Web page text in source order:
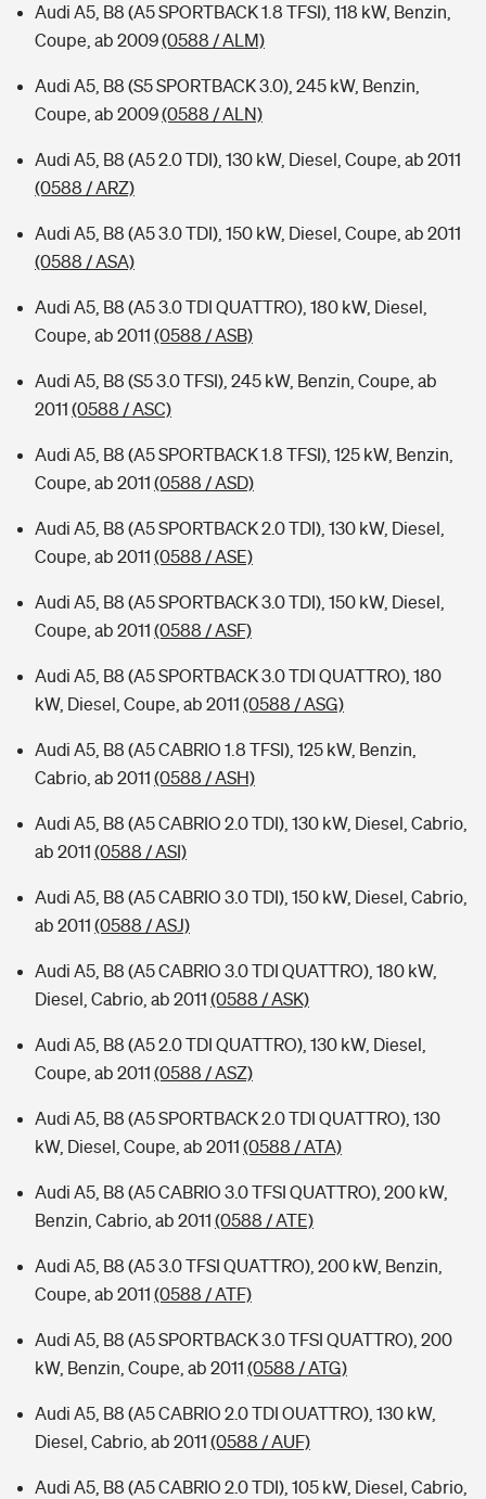
Audi A5, B8 (A5 SPORTBACK 1.8 TFSI), 118 kW, Benzin,
Coupe, ab 2009(0588 / ALM)
Audi A5, B8 (S5 SPORTBACK 3.0), 245 kW, Benzin,
Coupe, ab 2009(0588 / ALN)
Audi A5, B8 (A5 2.0 TDI), 130 kW, Diesel, Coupe, ab 2011
(0588 / ARZ)
Audi A5, B8 (A5 3.0 TDI), 150 kW, Diesel, Coupe, ab 2011
(0588 / ASA)
Audi A5, B8 (A5 3.0 TDI QUATTRO), 180 kW, Diesel,
Coupe, ab 2011 (0588 / ASB)
Audi A5, B8 (S5 3.0 TFSI), 245 kW, Benzin, Coupe, ab
2011 (0588 / ASC)
Audi A5, B8 (A5 SPORTBACK 1.8 TFSI), 125 kW, Benzin,
Coupe, ab 2011 (0588 / ASD)
Audi A5, B8 (A5 SPORTBACK 2.0 TDI), 130 kW, Diesel,
Coupe, ab 2011 (0588 / ASE)
Audi A5, B8 (A5 SPORTBACK 3.0 TDI), 150 kW, Diesel,
Coupe, ab 2011 (0588 / ASF)
Audi A5, B8 (A5 SPORTBACK 3.0 TDI QUATTRO), 180
kW, Diesel, Coupe, ab 2011 (0588 / ASG)
Audi A5, B8 (A5 CABRIO 1.8 TFSI), 125 kW, Benzin,
Cabrio, ab 2011 (0588 / ASH)
Audi A5, B8 (A5 CABRIO 2.0 TDI), 130 kW, Diesel, Cabrio,
ab 2011 (0588 / ASI)
Audi A5, B8 (A5 CABRIO 3.0 TDI), 150 kW, Diesel, Cabrio,
ab 2011 (0588 / ASJ)
Audi A5, B8 (A5 CABRIO 3.0 TDI QUATTRO), 180 kW,
Diesel, Cabrio, ab 2011 (0588 / ASK)
Audi A5, B8 (A5 2.0 TDI QUATTRO), 130 kW, Diesel,
Coupe, ab 2011 (0588 / ASZ)
Audi A5, B8 (A5 SPORTBACK 2.0 TDI QUATTRO), 130
kW, Diesel, Coupe, ab 2011 (0588 / ATA)
Audi A5, B8 (A5 CABRIO 3.0 TFSI QUATTRO), 200 kW,
Benzin, Cabrio, ab 2011 (0588 / ATE)
Audi A5, B8 (A5 3.0 TFSI QUATTRO), 200 kW, Benzin,
Coupe, ab 2011 (0588 / ATF)
Audi A5, B8 (A5 SPORTBACK 3.0 TFSI QUATTRO), 200
kW, Benzin, Coupe, ab 2011 (0588 / ATG)
Audi A5, B8 (A5 CABRIO 2.0 TDI OUATTRO), 130 kW,
Diesel, Cabrio, ab 2011 (0588 / AUF)
Audi A5, B8 (A5 CABRIO 2.0 TDI), 105 kW, Diesel, Cabrio,